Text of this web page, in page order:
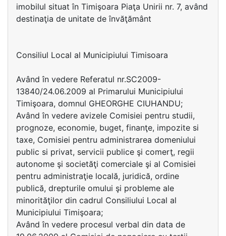
imobilul situat în Timişoara Piaţa Unirii nr. 7, având
destinaţia de unitate de învăţământ
Consiliul Local al Municipiului Timisoara
Având în vedere Referatul nr.SC2009-
13840/24.06.2009 al Primarului Municipiului
Timişoara, domnul GHEORGHE CIUHANDU;
Având în vedere avizele Comisiei pentru studii,
prognoze, economie, buget, finanţe, impozite si
taxe, Comisiei pentru administrarea domeniului
public si privat, servicii publice şi comerţ, regii
autonome şi societăţi comerciale şi al Comisiei
pentru administraţie locală, juridică, ordine
publică, drepturile omului şi probleme ale
minorităţilor din cadrul Consiliului Local al
Municipiului Timişoara;
Având în vedere procesul verbal din data de